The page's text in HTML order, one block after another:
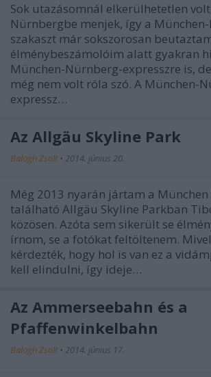
Sok utazásomnál elkerülhetetlen
Nürnbergbe menjek, így a
szakaszt már sokszorosan
élménybeszámolóim alatt gyakran
München-Nürnberg-expresszre is,
még nem volt róla szó. A München-
expressz…
Az Allgäu Skyline Park
Balogh Zsolt • 2014. június 20.
Még 2013 nyarán jártam a München
található Allgäu Skyline Parkban
közösen. Azóta sem sikerült se
írnom, se a fotókat feltöltenem.
kérdezték, hogy hol is van ez a
kell elindulni, így ideje…
Az Ammerseebahn és a
Pfaffenwinkelbahn
Balogh Zsolt • 2014. június 17.